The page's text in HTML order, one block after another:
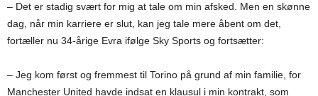
– Det er stadig svært for mig at tale om min afsked. Men en skønne
dag, når min karriere er slut, kan jeg tale mere åbent om det,
fortæller nu 34-årige Evra ifølge Sky Sports og fortsætter:
– Jeg kom først og fremmest til Torino på grund af min familie, for
Manchester United havde indsat en klausul i min kontrakt, som